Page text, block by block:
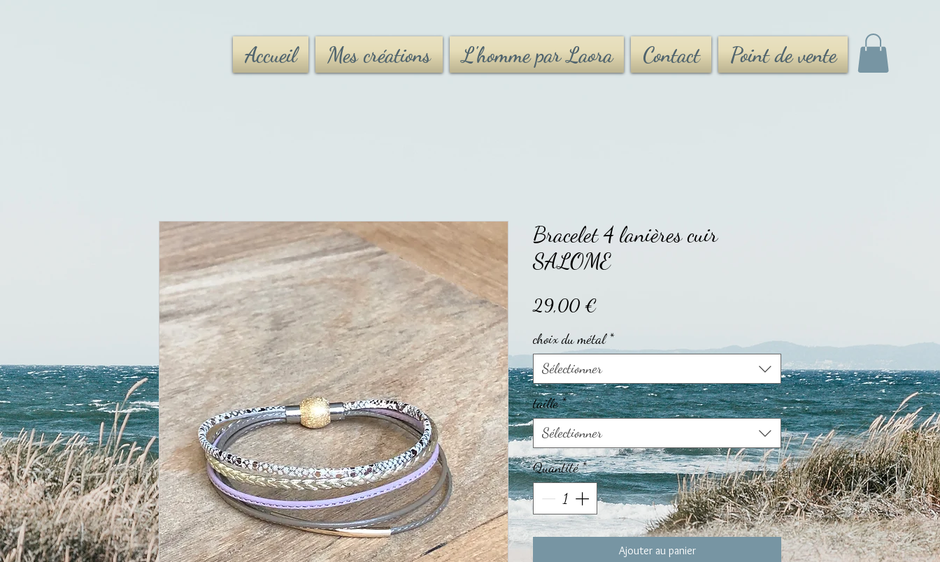
Accueil Mes créations L'homme par Laora Contact Point de vente
Bracelet 4 lanières cuir
SALOME
29,00 €
choix du métal *
Sélectionner
taille*
Sélectionner
Quantité*
Ajouter au panier